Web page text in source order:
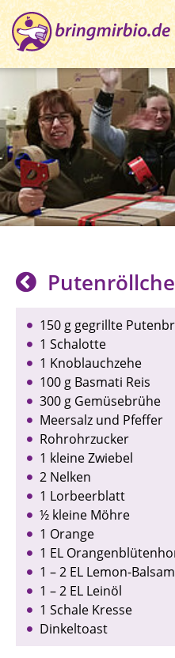
150 g gegrillte
1 Schalotte
1 Knoblauchzehe
100 g Basmati Reis
300 g Gemüsebrühe
Meersalz und Pfeffer
Rohrohrzucker
1 kleine Zwiebel
2 Nelken
1 Lorbeerblatt
½ kleine Möhre
1 Orange
1 EL
1 – 2 EL Lemon-
1 – 2 EL Leinöl
1 Schale Kresse
Dinkeltoast